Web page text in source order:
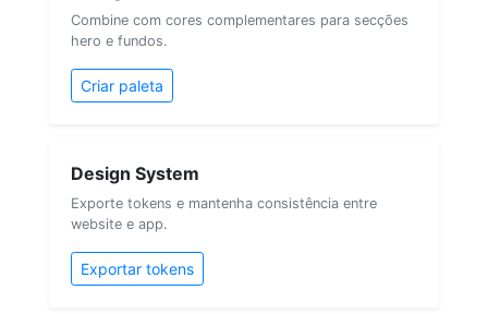
Combine com cores complementares para secções
hero e fundos.
Criar paleta
Design System
Exporte tokens e mantenha consistência entre
website e app.
Exportar tokens